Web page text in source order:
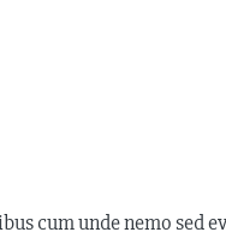
cum unde nemo sed